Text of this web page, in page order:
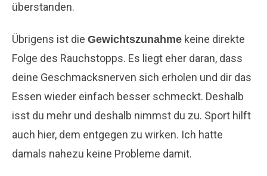
überstanden.
Übrigens ist die Gewichtszunahme keine direkte
Folge des Rauchstopps. Es liegt eher daran, dass
deine Geschmacksnerven sich erholen und dir das
Essen wieder einfach besser schmeckt. Deshalb
isst du mehr und deshalb nimmst du zu. Sport hilft
auch hier, dem entgegen zu wirken. Ich hatte
damals nahezu keine Probleme damit.